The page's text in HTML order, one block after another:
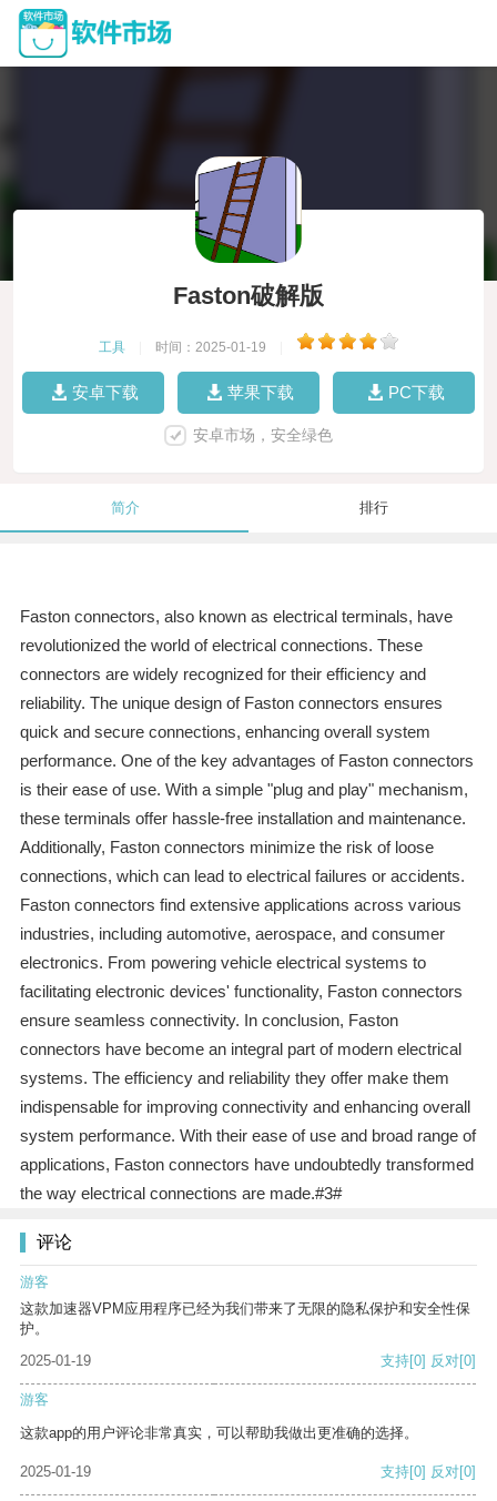
Faston破解版
工具 时间：2025-01-19
安卓下载 苹果下载 PC下载
安卓市场，安全绿色
简介 排行
Faston connectors, also known as electrical terminals, have
revolutionized the world of electrical connections. These
connectors are widely recognized for their efficiency and
reliability. The unique design of Faston connectors ensures
quick and secure connections, enhancing overall system
performance. One of the key advantages of Faston connectors
is their ease of use. With a simple "plug and play" mechanism,
these terminals offer hassle-free installation and maintenance.
Additionally, Faston connectors minimize the risk of loose
connections, which can lead to electrical failures or accidents.
Faston connectors find extensive applications across various
industries, including automotive, aerospace, and consumer
electronics. From powering vehicle electrical systems to
facilitating electronic devices' functionality, Faston connectors
ensure seamless connectivity. In conclusion, Faston
connectors have become an integral part of modern electrical
systems. The efficiency and reliability they offer make them
indispensable for improving connectivity and enhancing overall
system performance. With their ease of use and broad range of
applications, Faston connectors have undoubtedly transformed
the way electrical connections are made.#3#
评论
游客
这款加速器VPM应用程序已经为我们带来了无限的隐私保护和安全性保
护。
2025-01-19
支持[0] 反对[0]
游客
这款app的用户评论非常真实，可以帮助我做出更准确的选择。
2025-01-19 支持[0] 反对[0]